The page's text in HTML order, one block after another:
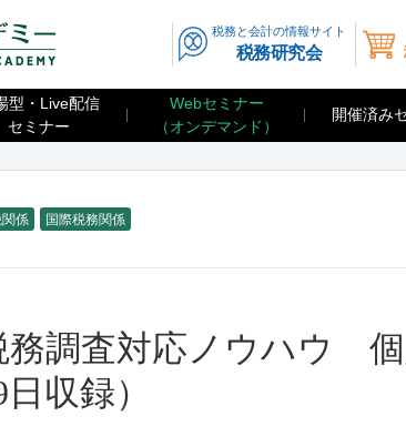
税務と会計の情報サイト
税務研究会
型・Live配信
セミナー
Webセミナー
（オンデマンド）
開催済み
関係 国際税務関係
務調査対応ノウハウ
収録）